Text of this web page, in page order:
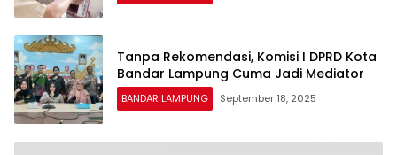
Tanpa Rekomendasi, Komisi I DPRD Kota
Bandar Lampung Cuma Jadi Mediator
BANDAR LAMPUNG September 18, 2025